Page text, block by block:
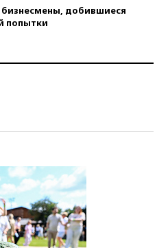
добившиеся
попытки